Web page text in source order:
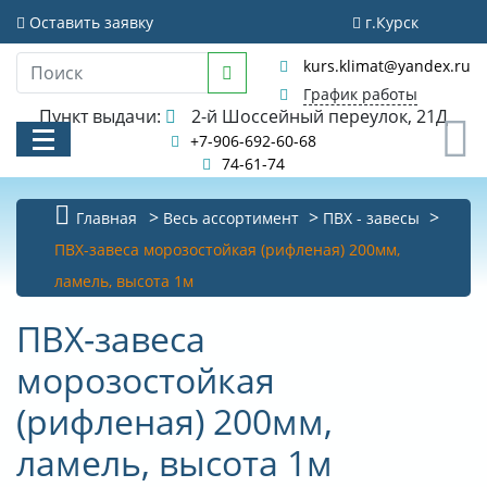
Оставить заявку г.Курск
kurs.klimat@yandex.ru
График работы
Пункт выдачи: 2-й Шоссейный переулок, 21Д
+7-906-692-60-68
74-61-74
КАТАЛОГ
БИБЛИОТЕКА
Главная Весь ассортимент
ПВХ - завесы
ПВХ-завеса морозостойкая (рифленая) 200мм,
ламель, высота 1м
ПВХ-завеса
морозостойкая
(рифленая) 200мм,
ламель, высота 1м